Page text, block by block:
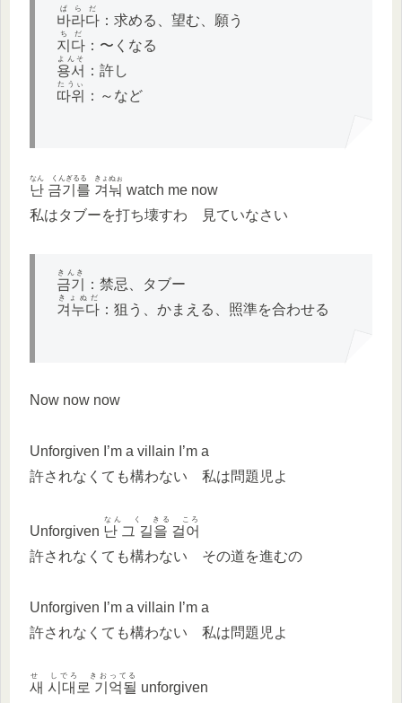
바라다
ぱらだ
：求める、望む、願う
지다
ちだ
：〜くなる
용서
よんそ
：許し
따위
たうぃ
：～など
난 금기를 겨눠
なん くんぎるる きょぬぉ
watch me now
私はタブーを打ち壊すわ 見ていなさい
금기
きんき
：禁忌、タブー
겨누다
きょぬだ
：狙う、かまえる、照準を合わせる
Now now now
Unforgiven I’m a villain I’m a
許されなくても構わない 私は問題児よ
Unforgiven 난 그 길을 걸어
なん く きる ころ
許されなくても構わない その道を進むの
Unforgiven I’m a villain I’m a
許されなくても構わない 私は問題児よ
새 시대로 기억될
せ しでろ きおってる
unforgiven